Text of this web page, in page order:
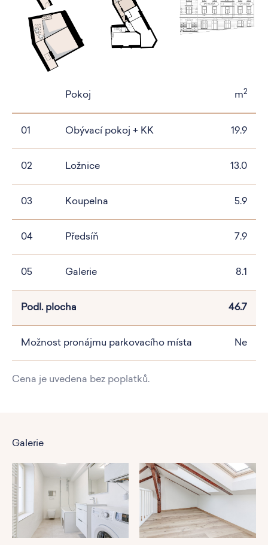
Pokoj m2
01 Obývací pokoj + KK 19.9
02 Ložnice 13.0
03 Koupelna 5.9
04 Předsíň 7.9
05 Galerie 8.1
Podl. plocha 46.7
Možnost pronájmu parkovacího místa Ne
Cena je uvedena bez poplatků.
Galerie